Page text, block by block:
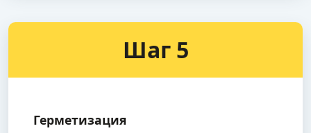
Шаг 5
Герметизация